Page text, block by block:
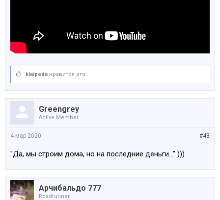
klaipeda нравится это.
Greengrey
Active Member
#43
4 мар 2020
"Да, мы строим дома, но на последние деньги..." )))
Арчибальдо 777
Roadrunner